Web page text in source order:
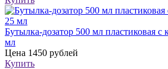
Бутылка-дозатор 500 мл пластиковая
мл
Цена 1450 рублей
Купить